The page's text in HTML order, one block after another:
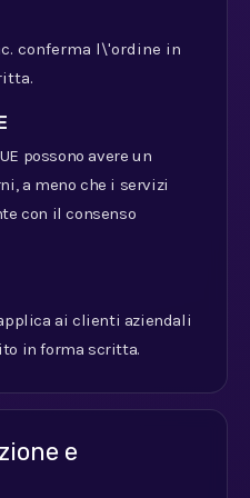
conferma l\'ordine in
possono avere un
a meno che i servizi
con il consenso
ai clienti aziendali
in forma scritta.
e